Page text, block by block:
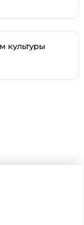
культуры